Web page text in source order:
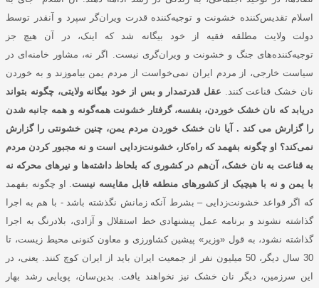
اسلام تقدیس‌کننده خشونت و توجیه‌کننده قدرت ویران‌گر سپرد و آنقدر توسط
دولت ولایت مطلقه فقیه از خود بیگانه شد که اینک، در آن هیچ جز
توجیه‌کننده‌های جنگ و خشونت و ویران‌گری نیست. اگر نه، مشاور خامنه‌ای در
سیاست خارجی، از مردم ایران نمی‌خواست از مردم یمن بیاموزند و به خوردن
نان خشک قناعت کنند. عقل قدرتمدار و بس از خود بیگانه ولایتی، چگونه بتواند
دریابد که نان خشک خوردن، بنفسه، گرفتار خشونت همه‌گونه و همه جانبه شدن
را گزارش می کند . آیا نان خشک خوردن مردم یمن، چنین خشونتی را گزارش
نمی‌کند؟ او چگونه بفهمد که راه‌کار، خشونت‌زدایی است و نه مجبور کردن مردم
به قناعت به نان خشک، آن‌هم در کشوری که بلحاظ داشته‌ها و نیرهای محرکه نه
با یمن و نه با هیچیک از کشورهای منطقه قابل مقایسه نیست . او چگونه بفهمد
که اگر قواعد خشونت‌زدایی – بشرط آنکه زمانش نگذشته باشد - با هم به اجرا
گذاشته نشوند و برنامه عمل پیشنهادی خط استقلال و آزادی، بلادرنگ به اجرا
گذاشته نشود، به قول «وزیر» پیشین کشاورزی و معاون کنونی محیط زیست، تا
30 سال دیگر، 50 میلیون نفر از جمعیت ایران باید از ایران کوچ کنند. یعنی، در
این سرزمین، دیگر نان خشک نیز نخواهند یافت. بدین‌سان، پویایی رشد بهار